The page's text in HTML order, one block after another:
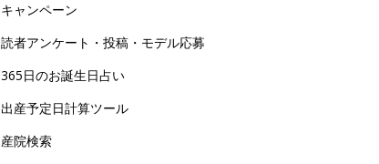
キャンペーン
読者アンケート・投稿・モデル応募
365日のお誕生日占い
出産予定日計算ツール
産院検索